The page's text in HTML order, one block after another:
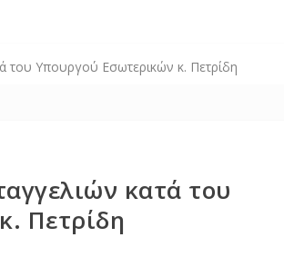
του Yπουργού Eσωτερικών κ. Πετρίδη
κατά του
Πετρίδη